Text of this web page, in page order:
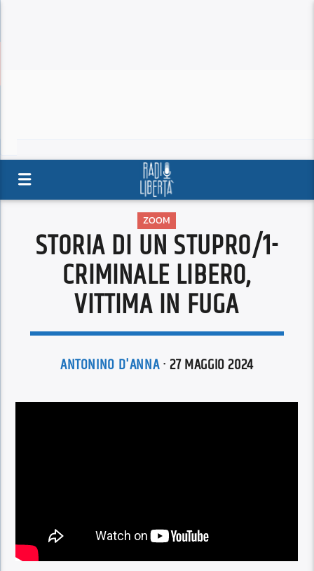
ZOOM
STORIA DI UN STUPRO/1-
CRIMINALE LIBERO,
VITTIMA IN FUGA
ANTONINO D'ANNA· 27 MAGGIO 2024